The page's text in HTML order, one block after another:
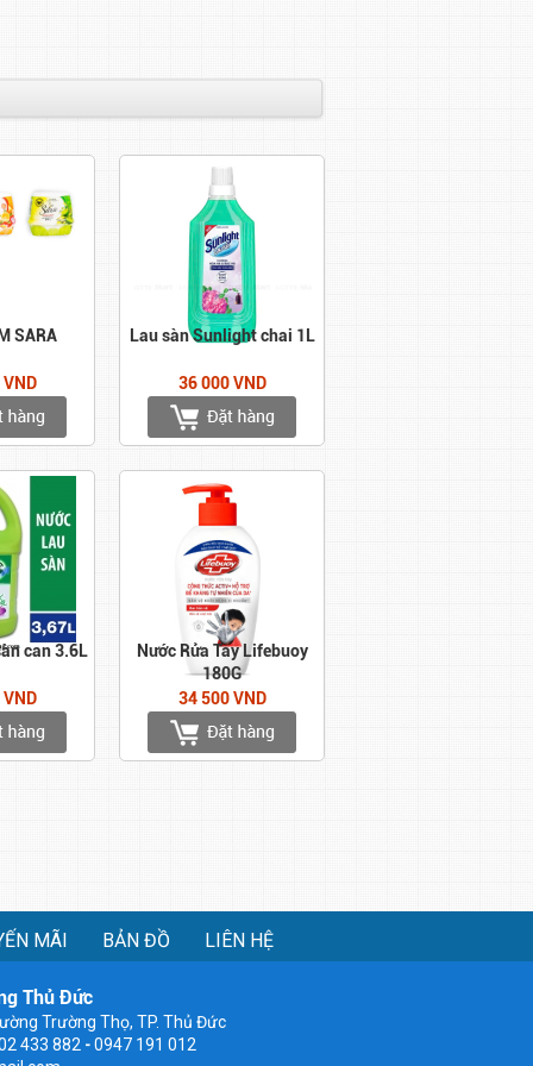
SARA Lau sàn Sunlight chai 1L
36 000 VND
can 3.6L
Nước Rửa Tay Lifebuoy
180G
34 500 VND
MÃI BẢN ĐỒ LIÊN HỆ
Thủ Đức
Trường Thọ, TP. Thủ Đức
433 882 -0947 191 012